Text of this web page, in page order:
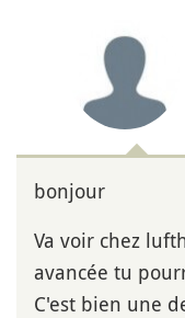
bonjour
Va voir chez
avancée tu
C'est bien une